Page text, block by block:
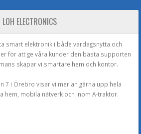
LOH ELECTRONICS
smart elektronik i både vardagsnytta och
för att ge våra kunder den bästa supporten
skapar vi smartare hem och kontor.
7 i Örebro visar vi mer än gärna upp hela
hem, mobila nätverk och inom A-traktor.